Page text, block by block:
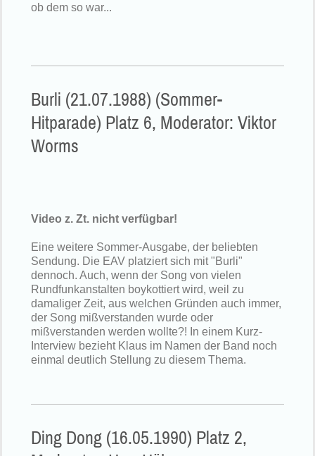
ob dem so war...
Burli (21.07.1988) (Sommer-
Hitparade) Platz 6, Moderator: Viktor
Worms
Video z. Zt. nicht verfügbar!
Eine weitere Sommer-Ausgabe, der beliebten
Sendung. Die EAV platziert sich mit "Burli"
dennoch. Auch, wenn der Song von vielen
Rundfunkanstalten boykottiert wird, weil zu
damaliger Zeit, aus welchen Gründen auch immer,
der Song mißverstanden wurde oder
mißverstanden werden wollte?! In einem Kurz-
Interview bezieht Klaus im Namen der Band noch
einmal deutlich Stellung zu diesem Thema.
Ding Dong (16.05.1990) Platz 2,